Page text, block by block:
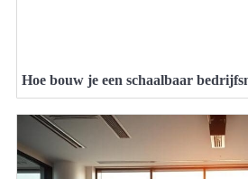
Hoe bouw je een schaalbaar